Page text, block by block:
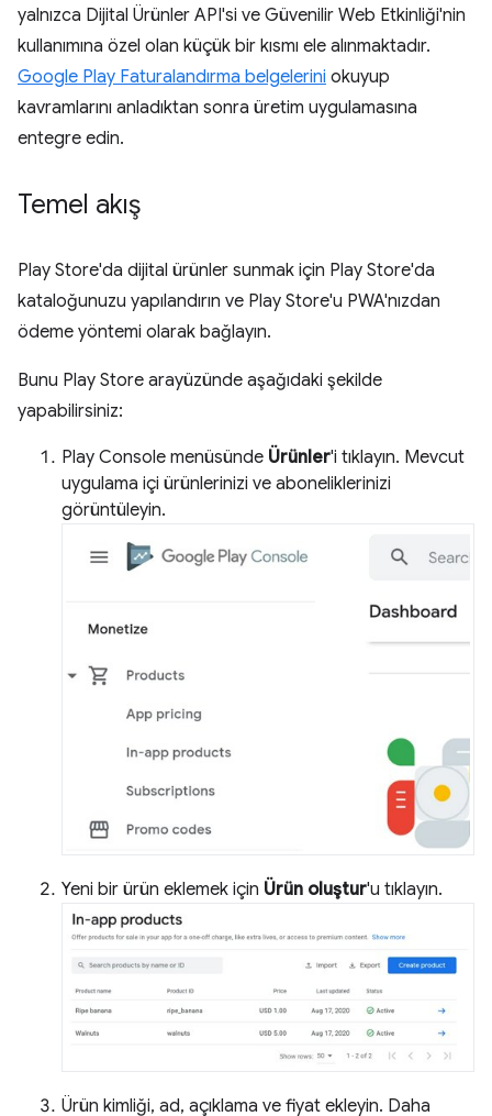
yalnızca Dijital Ürünler API'si ve Güvenilir Web Etkinliği'nin
kullanımına özel olan küçük bir kısmı ele alınmaktadır.
Google Play Faturalandırma belgelerini okuyup
kavramlarını anladıktan sonra üretim uygulamasına
entegre edin.
Temel akış
Play Store'da dijital ürünler sunmak için Play Store'da
kataloğunuzu yapılandırın ve Play Store'u PWA'nızdan
ödeme yöntemi olarak bağlayın.
Bunu Play Store arayüzünde aşağıdaki şekilde
yapabilirsiniz:
Play Console menüsünde Ürünler'i tıklayın. Mevcut
uygulama içi ürünlerinizi ve aboneliklerinizi
görüntüleyin.
Yeni bir ürün eklemek için Ürün oluştur'u tıklayın.
Ürün kimliği, ad, açıklama ve fiyat ekleyin. Daha